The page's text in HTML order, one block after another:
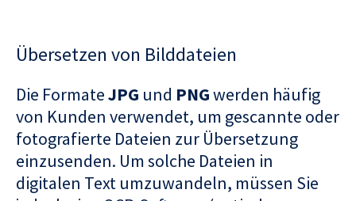
Übersetzen von Bilddateien
Die FormateJPG und PNGwerden häufig
von Kunden verwendet, um gescannte oder
fotografierte Dateien zur Übersetzung
einzusenden. Um solche Dateien in
digitalen Text umzuwandeln, müssen Sie